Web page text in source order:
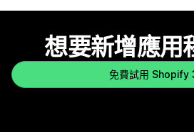
想要新增應用
免費試用 Shopify